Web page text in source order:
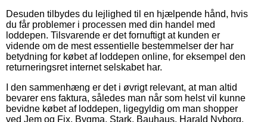
Desuden tilbydes du lejlighed til en hjælpende hånd, hvis
du får problemer i processen med din handel med
loddepen. Tilsvarende er det fornuftigt at kunden er
vidende om de mest essentielle bestemmelser der har
betydning for købet af loddepen online, for eksempel den
returneringsret internet selskabet har.
I den sammenhæng er det i øvrigt relevant, at man altid
bevarer ens faktura, således man når som helst vil kunne
bevidne købet af loddepen, ligegyldig om man shopper
ved Jem og Fix, Bygma, Stark, Bauhaus, Harald Nyborg,